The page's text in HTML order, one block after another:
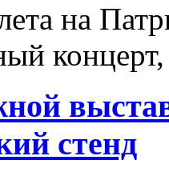
на
стенд